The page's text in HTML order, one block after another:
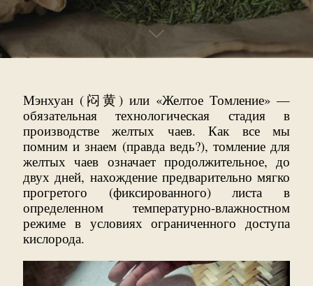
Мэнхуан (闷黄) или «Желтое Томление» —
обязательная технологическая стадия в
производстве желтых чаев. Как все мы
помним и знаем (правда ведь?), томление для
желтых чаев означает продолжительное, до
двух дней, нахождение предварительно мягко
прогретого (фиксированного) листа в
определенном температурно-влажностном
режиме в условиях ограниченного доступа
кислорода.